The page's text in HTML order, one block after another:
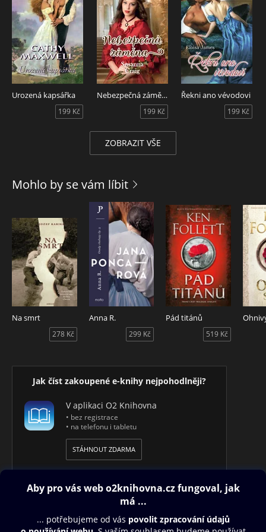
takže Dara je na rozpacích, zda by neměla své plány
změnit...
Urozená kapsářka
199 Kč
Nebezpečná záměna
199 Kč
Řekni ano vévodovi
199 Kč
ZOBRAZIT VŠE
Mohlo by se vám líbit
Na smrt
278 Kč
Anna R.
299 Kč
Pád titánů
519 Kč
Jak číst zakoupené e-knihy nejpohodlněji?
V aplikaci O2 Knihovna
• bez registrace
• na telefonu i tabletu
STÁHNOUT ZDARMA
Obsah ke stažení